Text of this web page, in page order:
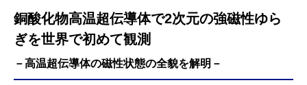
銅酸化物高温超伝導体で2次元の強磁性ゆら
ぎを世界で初めて観測
－高温超伝導体の磁性状態の全貌を解明－